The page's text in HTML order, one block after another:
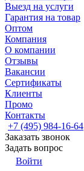
Выезд на услуги
Гарантия на товар
Оптом
Компания
О компании
Отзывы
Вакансии
Сертификаты
Клиенты
Промо
Контакты
+7 (495) 984-16-64
Заказать звонок
Задать вопрос
Войти